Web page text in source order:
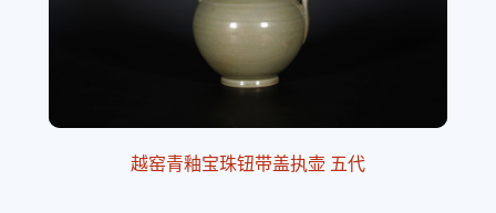
越窑青釉宝珠钮带盖执壶 五代